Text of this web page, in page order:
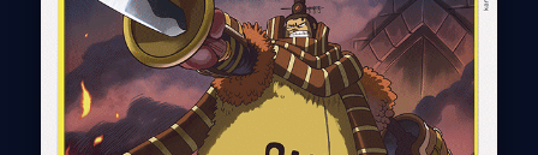
Deck Library
Deck Share
PREMIUM SERVICE
ทีวีออนไลน์